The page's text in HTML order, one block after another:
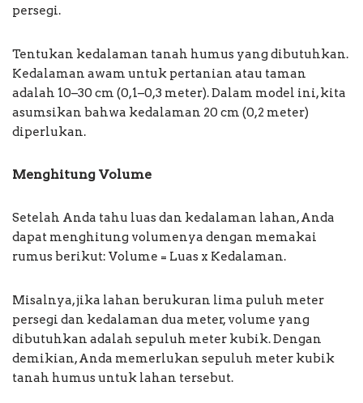
persegi.
Tentukan kedalaman tanah humus yang dibutuhkan.
Kedalaman awam untuk pertanian atau taman
adalah 10–30 cm (0,1–0,3 meter). Dalam model ini, kita
asumsikan bahwa kedalaman 20 cm (0,2 meter)
diperlukan.
Menghitung Volume
Setelah Anda tahu luas dan kedalaman lahan, Anda
dapat menghitung volumenya dengan memakai
rumus berikut: Volume = Luas x Kedalaman.
Misalnya, jika lahan berukuran lima puluh meter
persegi dan kedalaman dua meter, volume yang
dibutuhkan adalah sepuluh meter kubik. Dengan
demikian, Anda memerlukan sepuluh meter kubik
tanah humus untuk lahan tersebut.